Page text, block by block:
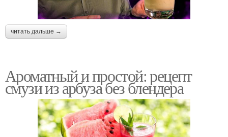
читать дальше →
Ароматный и простой: рецепт
смузи из арбуза без блендера